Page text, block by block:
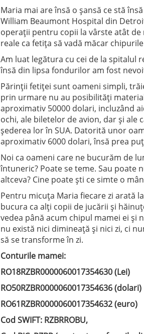
Maria mai are însă o șansă ce stă
William Beaumont Hospital din
operaţii pentru copii la vârste atât
reale ca fetiţa să vadă măcar
Am luat legătura cu cei de la spitalul
însă din lipsa fondurilor am fost
Părinţii fetiţei sunt oameni simpli,
prin urmare nu au posibilităţi
aproximativ 50000 dolari, incluzând
ochi, ale biletelor de avion, dar şi ale
şederea lor în SUA. Datorită unor
aproximativ 6000 dolari, însă prea
Noi ca oameni care ne bucurăm de
întuneric? Poate se teme. Sau poate
altceva? Cine poate şti ce simte o
Pentru micuţa Maria fiecare zi arată
bucura ca alţi copii de jucării şi
vedea până acum chipul mamei ei şi
nu există nici dimineaţă şi nici zi, ci
să se transforme în zi.
Conturile mamei:
RO18RZBR0000060017354630 (Lei)
RO50RZBR0000060017354636 (dolari)
RO61RZBR0000060017354632 (euro)
Cod SWIFT: RZBRROBU,